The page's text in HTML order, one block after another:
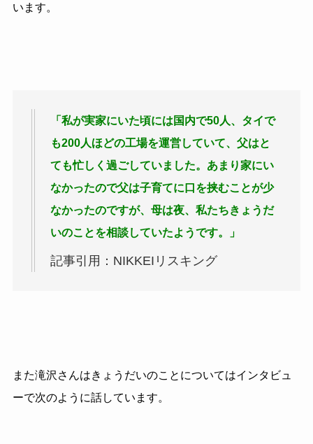
います。
「私が実家にいた頃には国内で50人、タイで
も200人ほどの工場を運営していて、父はと
ても忙しく過ごしていました。あまり家にい
なかったので父は子育てに口を挟むことが少
なかったのですが、母は夜、私たちきょうだ
いのことを相談していたようです。」
記事引用：NIKKEIリスキング
また滝沢さんはきょうだいのことについてはインタビュ
ーで次のように話しています。